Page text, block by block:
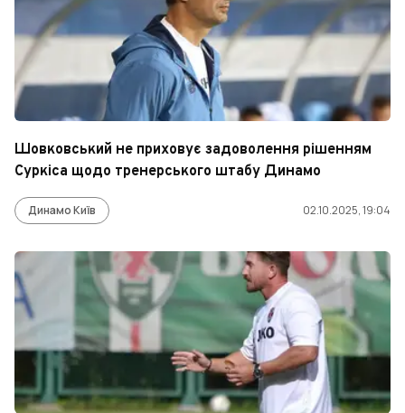
Шовковський не приховує задоволення рішенням
Суркіса щодо тренерського штабу Динамо
Динамо Київ 02.10.2025, 19:04